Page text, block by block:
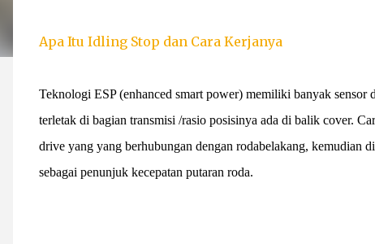
Apa Itu Idling Stop dan Cara Kerjanya
Teknologi ESP (enhanced smart power) memiliki banyak sensor
terletak di bagian transmisi /rasio posisinya ada di balik cover.
drive yang yang berhubungan dengan rodabelakang, kemudian
sebagai penunjuk kecepatan putaran roda.